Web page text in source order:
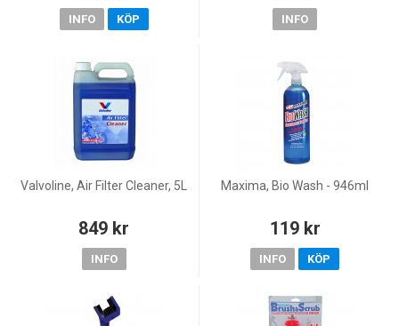
INFO KÖP INFO
Valvoline, Air Filter Cleaner, 5L
849 kr
INFO
Maxima, Bio Wash - 946ml
119 kr
INFO KÖP